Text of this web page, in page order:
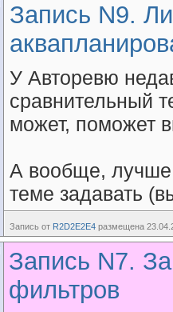
Запись N9.
У Авторевю
сравнительный
может, поможет
А вообще, лучше
теме задавать
Запись от R2D2E2E4 размещена
Запись N7.
фильтров